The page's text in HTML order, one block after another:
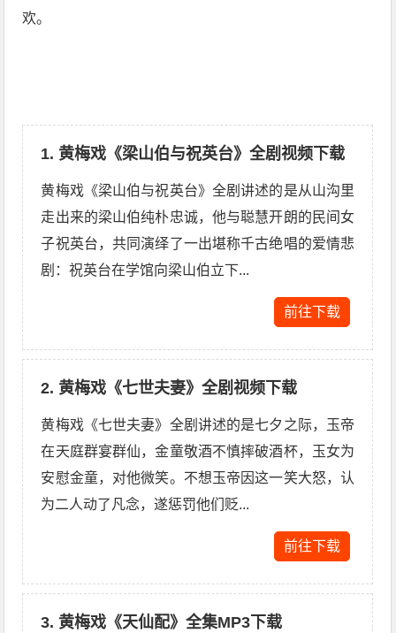
欢。
1. 黄梅戏《梁山伯与祝英台》全剧视频下载
黄梅戏《梁山伯与祝英台》全剧讲述的是从山沟里
走出来的梁山伯纯朴忠诚，他与聪慧开朗的民间女
子祝英台，共同演绎了一出堪称千古绝唱的爱情悲
剧：祝英台在学馆向梁山伯立下...
前往下载
2. 黄梅戏《七世夫妻》全剧视频下载
黄梅戏《七世夫妻》全剧讲述的是七夕之际，玉帝
在天庭群宴群仙，金童敬酒不慎摔破酒杯，玉女为
安慰金童，对他微笑。不想玉帝因这一笑大怒，认
为二人动了凡念，遂惩罚他们贬...
前往下载
3. 黄梅戏《天仙配》全集MP3下载